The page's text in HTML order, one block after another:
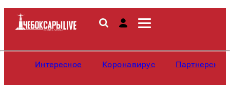
Интересное Коронавирус